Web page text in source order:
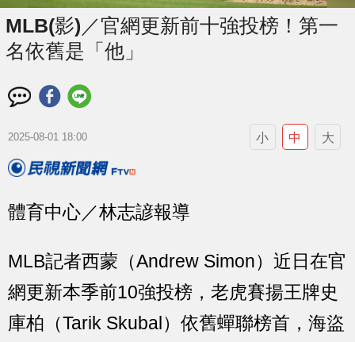
MLB(影)／官網更新前十強投榜！第一
名依舊是「他」
2025-08-01 18:00 小 中 大
體育中心／林志諺報導
MLB記者西蒙（Andrew Simon）近日在官
網更新本季前10強投榜，老虎賽揚王牌史
庫柏（Tarik Skubal）依舊蟬聯榜首，海盜